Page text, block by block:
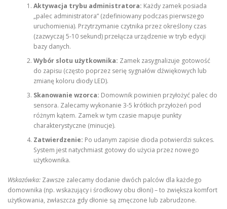
Aktywacja trybu administratora: Każdy zamek posiada
„palec administratora” (zdefiniowany podczas pierwszego
uruchomienia). Przytrzymanie czytnika przez określony czas
(zazwyczaj 5-10 sekund) przełącza urządzenie w tryb edycji
bazy danych.
Wybór slotu użytkownika: Zamek zasygnalizuje gotowość
do zapisu (często poprzez serię sygnałów dźwiękowych lub
zmianę koloru diody LED).
Skanowanie wzorca: Domownik powinien przyłożyć palec do
sensora. Zalecamy wykonanie 3-5 krótkich przyłożeń pod
różnym kątem. Zamek w tym czasie mapuje punkty
charakterystyczne (minucje).
Zatwierdzenie: Po udanym zapisie dioda potwierdzi sukces.
System jest natychmiast gotowy do użycia przez nowego
użytkownika.
Wskazówka: Zawsze zalecamy dodanie dwóch palców dla każdego
domownika (np. wskazujący i środkowy obu dłoni) – to zwiększa komfort
użytkowania, zwłaszcza gdy dłonie są zmęczone lub zabrudzone.